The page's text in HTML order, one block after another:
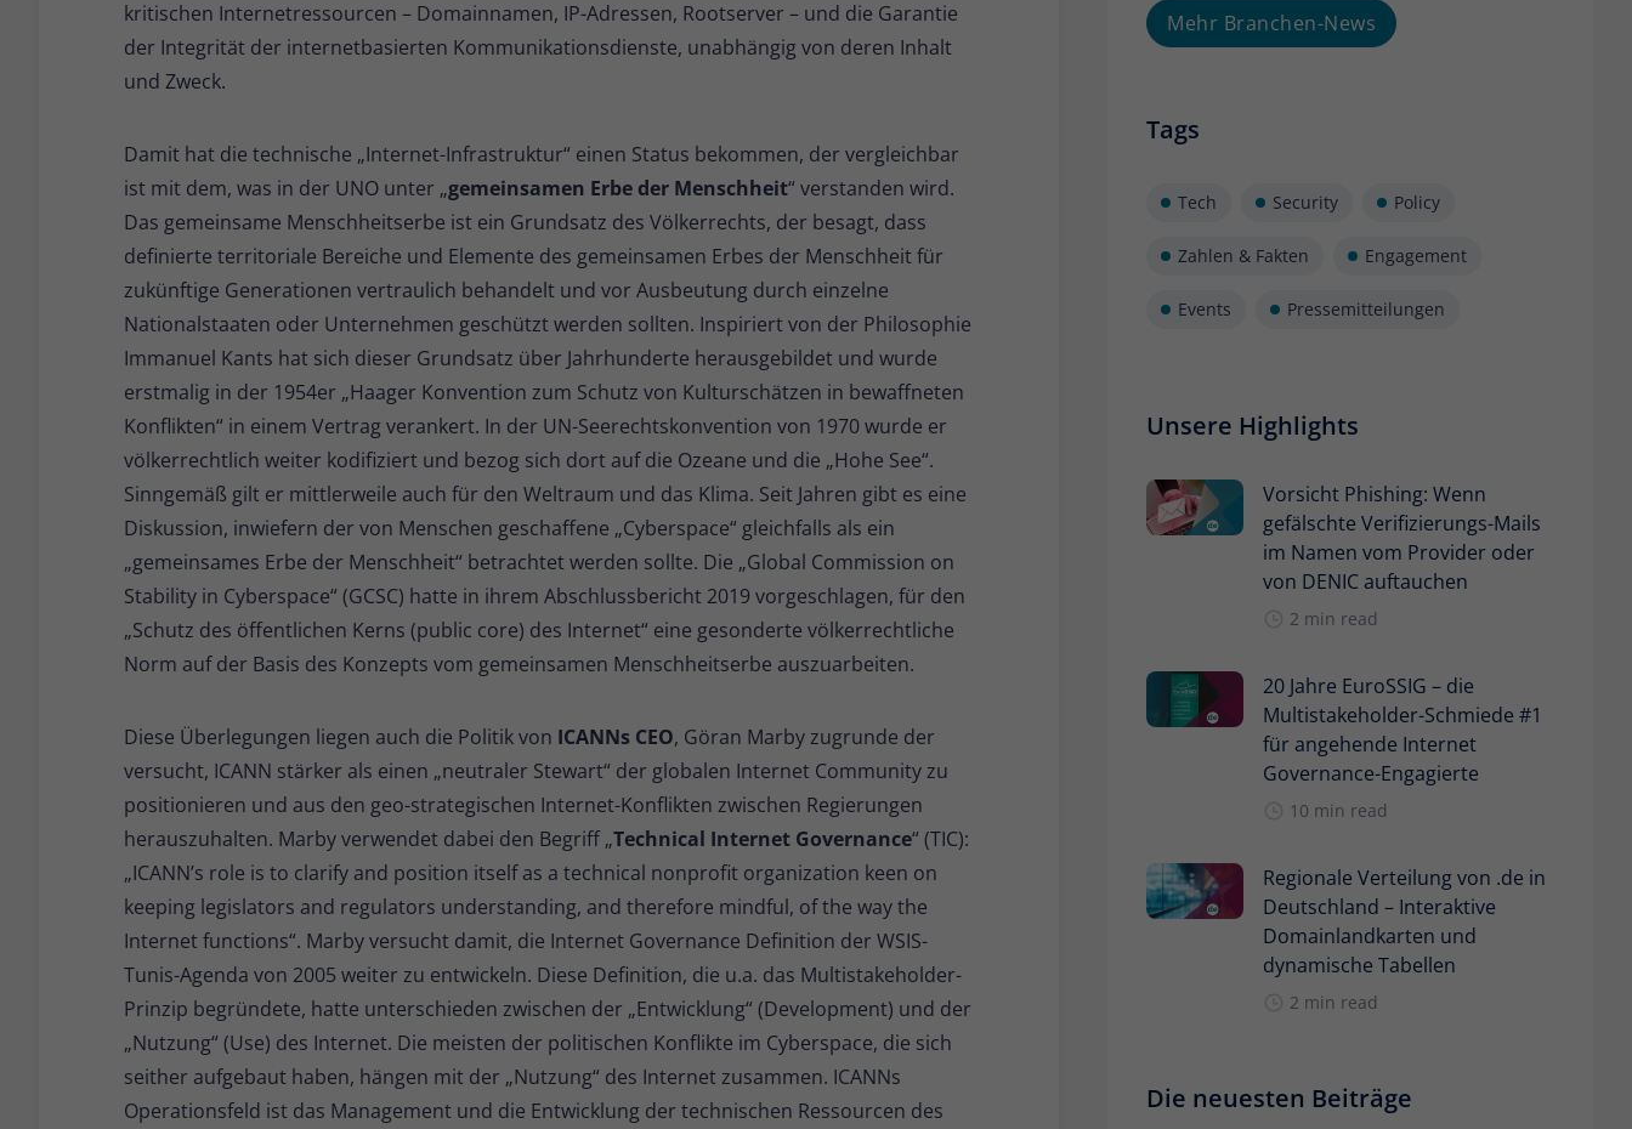
kritischen Internetressourcen – Domainnamen, IP-Adressen, Rootserver – und die Garantie
der Integrität der internetbasierten Kommunikationsdienste, unabhängig von deren Inhalt
und Zweck.
Damit hat die technische „Internet-Infrastruktur“ einen Status bekommen, der vergleichbar
ist mit dem, was in der UNO unter „gemeinsamen Erbe der Menschheit“ verstanden wird.
Das gemeinsame Menschheitserbe ist ein Grundsatz des Völkerrechts, der besagt, dass
definierte territoriale Bereiche und Elemente des gemeinsamen Erbes der Menschheit für
zukünftige Generationen vertraulich behandelt und vor Ausbeutung durch einzelne
Nationalstaaten oder Unternehmen geschützt werden sollten. Inspiriert von der Philosophie
Immanuel Kants hat sich dieser Grundsatz über Jahrhunderte herausgebildet und wurde
erstmalig in der 1954er „Haager Konvention zum Schutz von Kulturschätzen in bewaffneten
Konflikten“ in einem Vertrag verankert. In der UN-Seerechtskonvention von 1970 wurde er
völkerrechtlich weiter kodifiziert und bezog sich dort auf die Ozeane und die „Hohe See“.
Sinngemäß gilt er mittlerweile auch für den Weltraum und das Klima. Seit Jahren gibt es eine
Diskussion, inwiefern der von Menschen geschaffene „Cyberspace“ gleichfalls als ein
„gemeinsames Erbe der Menschheit“ betrachtet werden sollte. Die „Global Commission on
Stability in Cyberspace“ (GCSC) hatte in ihrem Abschlussbericht 2019 vorgeschlagen, für den
„Schutz des öffentlichen Kerns (public core) des Internet“ eine gesonderte völkerrechtliche
Norm auf der Basis des Konzepts vom gemeinsamen Menschheitserbe auszuarbeiten.
Diese Überlegungen liegen auch die Politik von ICANNs CEO, Göran Marby zugrunde der
versucht, ICANN stärker als einen „neutraler Stewart“ der globalen Internet Community zu
positionieren und aus den geo-strategischen Internet-Konflikten zwischen Regierungen
herauszuhalten. Marby verwendet dabei den Begriff „Technical Internet Governance“ (TIC):
„ICANN’s role is to clarify and position itself as a technical nonprofit organization keen on
keeping legislators and regulators understanding, and therefore mindful, of the way the
Internet functions“. Marby versucht damit, die Internet Governance Definition der WSIS-
Tunis-Agenda von 2005 weiter zu entwickeln. Diese Definition, die u.a. das Multistakeholder-
Prinzip begründete, hatte unterschieden zwischen der „Entwicklung“ (Development) und der
„Nutzung“ (Use) des Internet. Die meisten der politischen Konflikte im Cyberspace, die sich
seither aufgebaut haben, hängen mit der „Nutzung“ des Internet zusammen. ICANNs
Operationsfeld ist das Management und die Entwicklung der technischen Ressourcen des
Mehr Branchen-News
Tags
Tech Security Policy
Zahlen & Fakten Engagement
Events Pressemitteilungen
Unsere Highlights
Vorsicht Phishing: Wenn
gefälschte Verifizierungs-Mails
im Namen vom Provider oder
von DENIC auftauchen
2 min read
20 Jahre EuroSSIG – die
Multistakeholder-Schmiede #1
für angehende Internet
Governance-Engagierte
10 min read
Regionale Verteilung von .de in
Deutschland – Interaktive
Domainlandkarten und
dynamische Tabellen
2 min read
Die neuesten Beiträge
Laufzeit 30 Minuten
verwendet werden.